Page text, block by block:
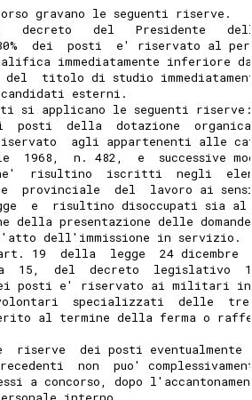
gravano le seguenti riserve.
decreto   del   Presidente
dei  posti  e' riservato al
immediatamente inferiore da
del  titolo di studio
esterni.
si applicano le seguenti riserve:
posti  della  dotazione
agli appartenenti alle
1968,  n. 482,  e  successive
risultino  iscritti  negli
provinciale  del  lavoro ai
e  risultino disoccupati sia al
della presentazione delle
dell'immissione in servizio.
19  della  legge  24 dicembre
15,  del  decreto  legislativo  12
posti e' riservato ai militari in
specializzati  delle  tre
al termine della ferma o
riserve  dei posti eventualmente
non  puo'
a concorso, dopo